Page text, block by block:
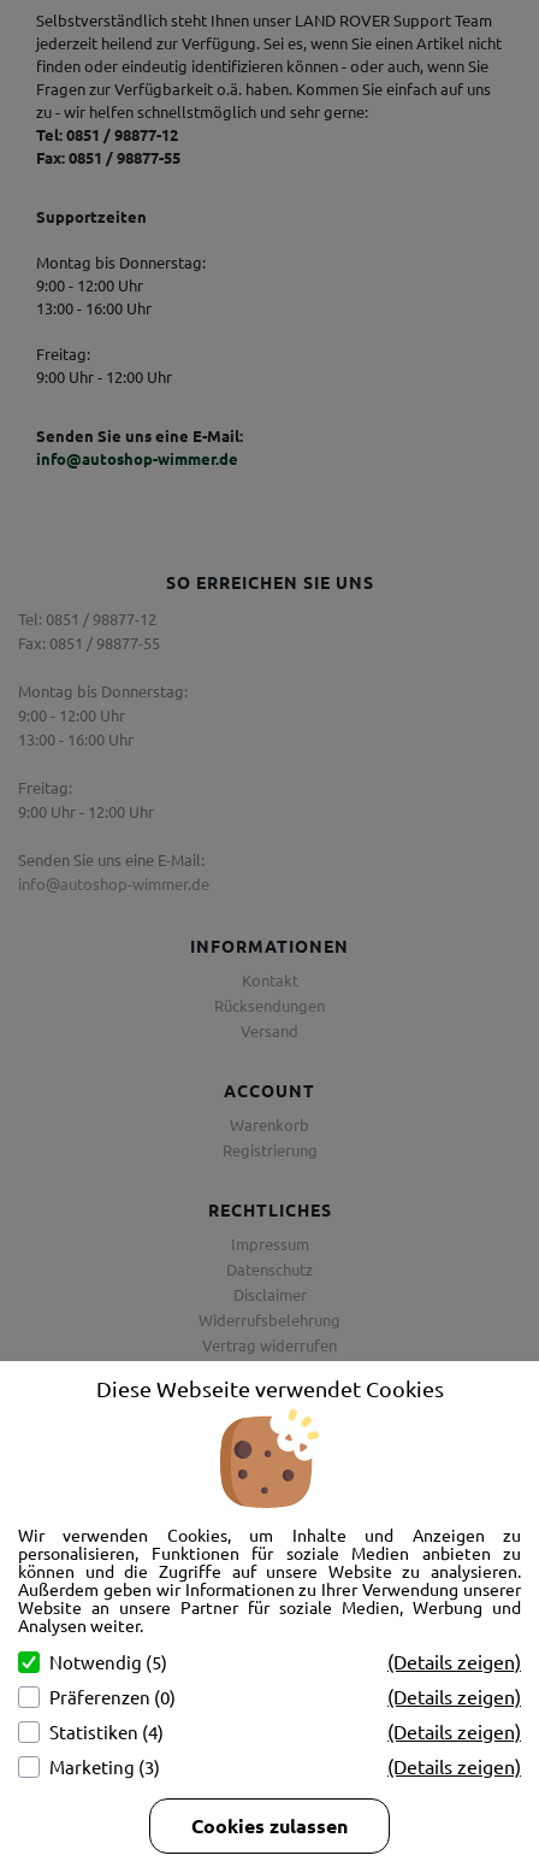
Diese Webseite verwendet Cookies
Wir verwenden Cookies, um Inhalte und Anzeigen zu
personalisieren, Funktionen für soziale Medien anbieten zu
können und die Zugriffe auf unsere Website zu analysieren.
Außerdem geben wir Informationen zu Ihrer Verwendung unserer
Website an unsere Partner für soziale Medien, Werbung und
Analysen weiter.
Notwendig (5) (Details zeigen)
Präferenzen (0) (Details zeigen)
Statistiken (4) (Details zeigen)
Marketing (3) (Details zeigen)
Cookies zulassen
Selbstverständlich steht Ihnen unser LAND ROVER Support Team
jederzeit heilend zur Verfügung. Sei es, wenn Sie einen Artikel nicht
finden oder eindeutig identifizieren können - oder auch, wenn Sie
Fragen zur Verfügbarkeit o.ä. haben. Kommen Sie einfach auf uns
zu - wir helfen schnellstmöglich und sehr gerne:
Tel: 0851 / 98877-12
Fax: 0851 / 98877-55
Supportzeiten
Montag bis Donnerstag:
9:00 - 12:00 Uhr
13:00 - 16:00 Uhr
Freitag:
9:00 Uhr - 12:00 Uhr
Senden Sie uns eine E-Mail:
info@autoshop-wimmer.de
SO ERREICHEN SIE UNS
Tel: 0851 / 98877-12
Fax: 0851 / 98877-55
Montag bis Donnerstag:
9:00 - 12:00 Uhr
13:00 - 16:00 Uhr
Freitag:
9:00 Uhr - 12:00 Uhr
Senden Sie uns eine E-Mail:
info@autoshop-wimmer.de
INFORMATIONEN
Kontakt
Rücksendungen
Versand
ACCOUNT
Warenkorb
Registrierung
RECHTLICHES
Impressum
Datenschutz
Disclaimer
Widerrufsbelehrung
Vertrag widerrufen
Barrierefreiheitserklärung
Wir freuen uns, Sie im AutoShop Wimmer in Passau zu begrüßen. Wir
bieten Ihnen Kompletträder und Reifen für die Automarken Ford, Land
Rover, Range Rover, Volvo, Peugeot, Jaguar und Citroen. Hier in Passau
schlägt unser Herz rund um’s Auto. Wir bieten Ihnen Beratung,
Werkstatt, Service und natürlich Verkauf. Wollen Sie erstmal in Ruhe
von der Couch aus unsere Räder und Merchandise Artikel durchstöbern
und Ihre neuen Räder betrachten? Oder doch lieber eine Volvo Jacke
kaufen? Von Ford bis Volvo, wir bieten Ihnen tolle Fotos mit allen Infos
und schnellen Kontakt zum AutoShop Wimmer. Schreiben Sie eine Mail,